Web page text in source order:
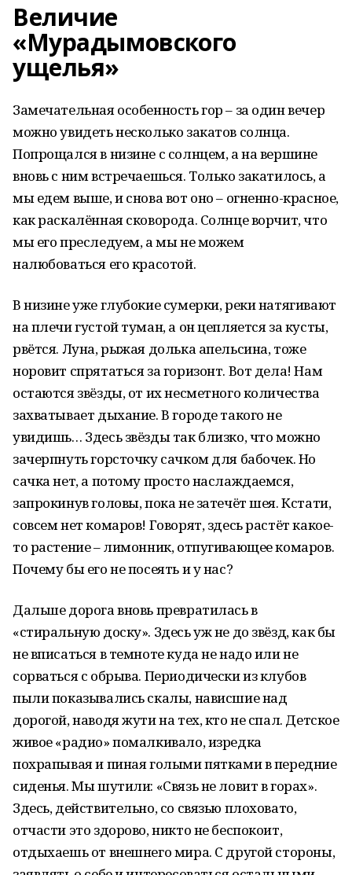
Величие
«Мурадымовского
ущелья»
Замечательная особенность гор – за один вечер
можно увидеть несколько закатов солнца.
Попрощался в низине с солнцем, а на вершине
вновь с ним встречаешься. Только закатилось, а
мы едем выше, и снова вот оно – огненно-красное,
как раскалённая сковорода. Солнце ворчит, что
мы его преследуем, а мы не можем
налюбоваться его красотой.
В низине уже глубокие сумерки, реки натягивают
на плечи густой туман, а он цепляется за кусты,
рвётся. Луна, рыжая долька апельсина, тоже
норовит спрятаться за горизонт. Вот дела! Нам
остаются звёзды, от их несметного количества
захватывает дыхание. В городе такого не
увидишь… Здесь звёзды так близко, что можно
зачерпнуть горсточку сачком для бабочек. Но
сачка нет, а потому просто наслаждаемся,
запрокинув головы, пока не затечёт шея. Кстати,
совсем нет комаров! Говорят, здесь растёт какое-
то растение – лимонник, отпугивающее комаров.
Почему бы его не посеять и у нас?
Дальше дорога вновь превратилась в
«стиральную доску». Здесь уж не до звёзд, как бы
не вписаться в темноте куда не надо или не
сорваться с обрыва. Периодически из клубов
пыли показывались скалы, нависшие над
дорогой, наводя жути на тех, кто не спал. Детское
живое «радио» помалкивало, изредка
похрапывая и пиная голыми пятками в передние
сиденья. Мы шутили: «Связь не ловит в горах».
Здесь, действительно, со связью плоховато,
отчасти это здорово, никто не беспокоит,
отдыхаешь от внешнего мира. С другой стороны,